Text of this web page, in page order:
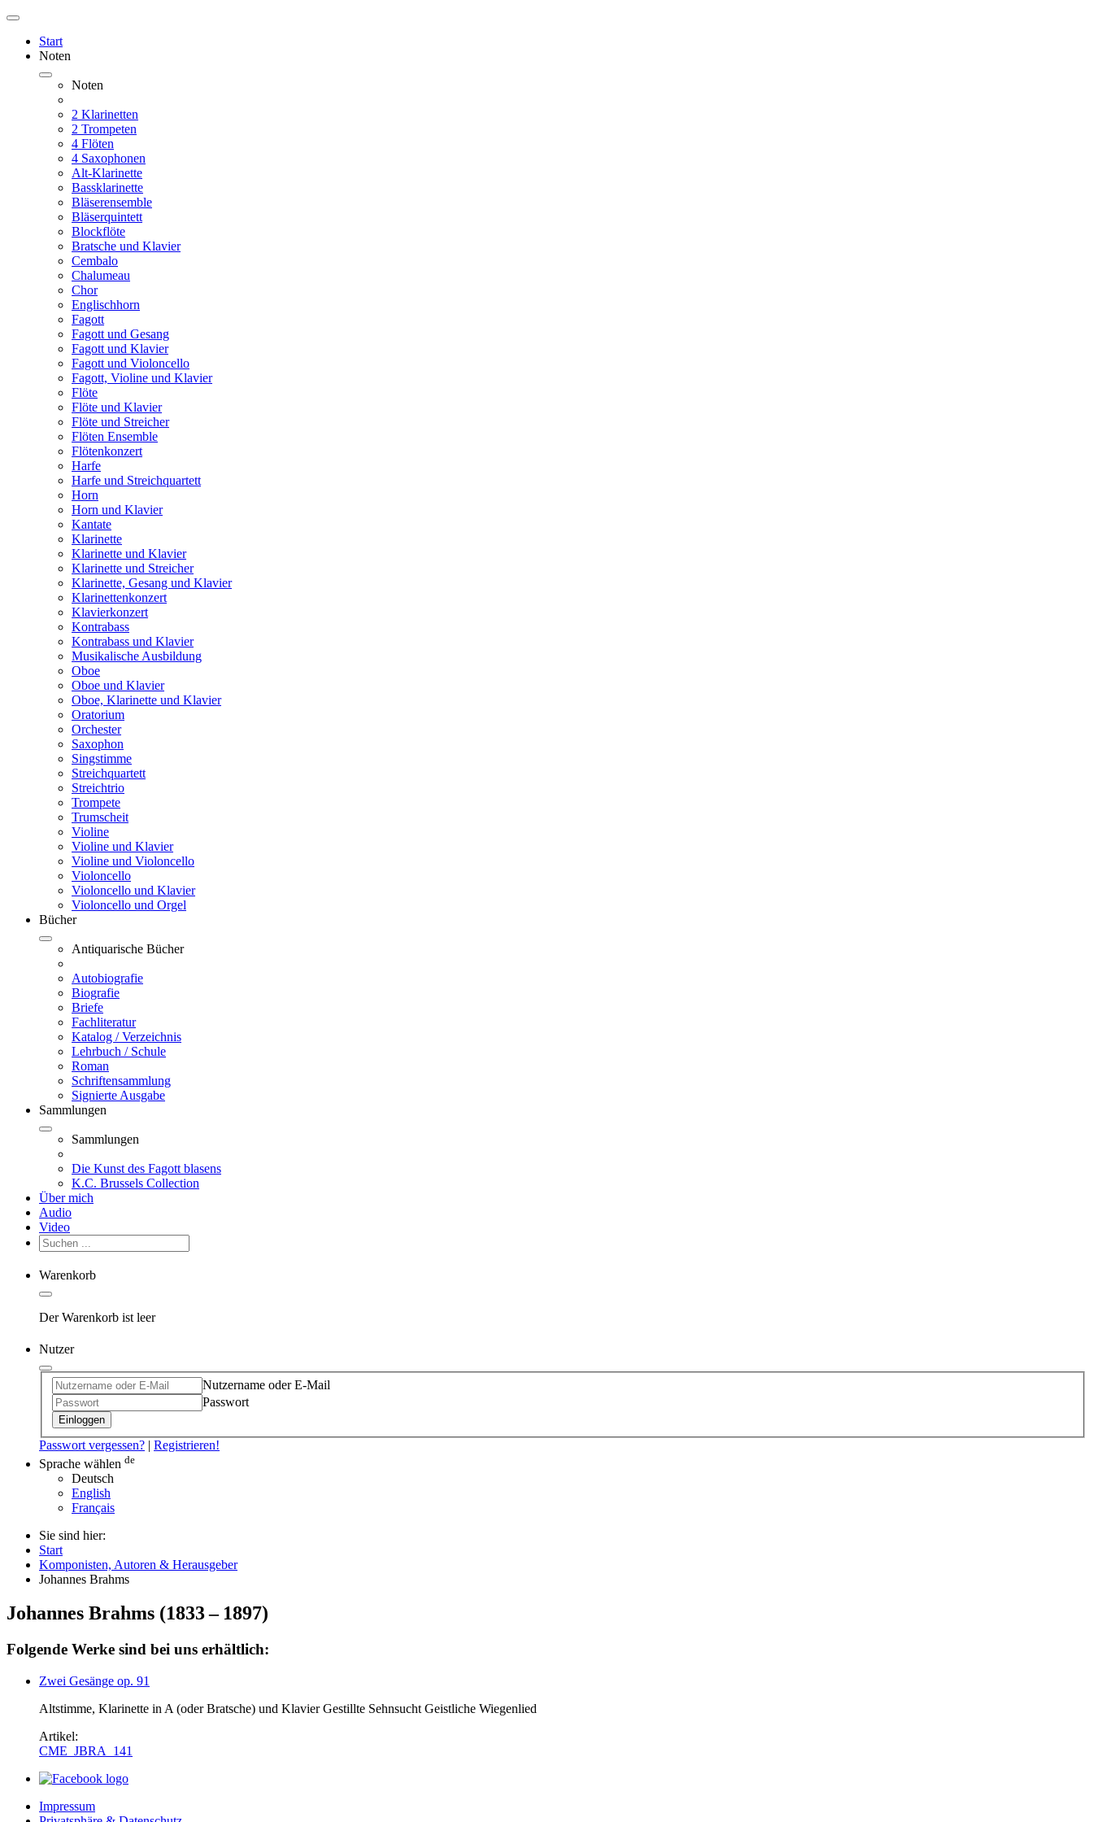
Start
Noten
Noten
2 Klarinetten
2 Trompeten
4 Flöten
4 Saxophonen
Alt-Klarinette
Bassklarinette
Bläserensemble
Bläserquintett
Blockflöte
Bratsche und Klavier
Cembalo
Chalumeau
Chor
Englischhorn
Fagott
Fagott und Gesang
Fagott und Klavier
Fagott und Violoncello
Fagott, Violine und Klavier
Flöte
Flöte und Klavier
Flöte und Streicher
Flöten Ensemble
Flötenkonzert
Harfe
Harfe und Streichquartett
Horn
Horn und Klavier
Kantate
Klarinette
Klarinette und Klavier
Klarinette und Streicher
Klarinette, Gesang und Klavier
Klarinettenkonzert
Klavierkonzert
Kontrabass
Kontrabass und Klavier
Musikalische Ausbildung
Oboe
Oboe und Klavier
Oboe, Klarinette und Klavier
Oratorium
Orchester
Saxophon
Singstimme
Streichquartett
Streichtrio
Trompete
Trumscheit
Violine
Violine und Klavier
Violine und Violoncello
Violoncello
Violoncello und Klavier
Violoncello und Orgel
Bücher
Antiquarische Bücher
Autobiografie
Biografie
Briefe
Fachliteratur
Katalog / Verzeichnis
Lehrbuch / Schule
Roman
Schriftensammlung
Signierte Ausgabe
Sammlungen
Sammlungen
Die Kunst des Fagott blasens
K.C. Brussels Collection
Über mich
Audio
Video
Warenkorb
Der Warenkorb ist leer
Nutzer
Nutzername oder E-Mail
Passwort
Einloggen
Passwort vergessen? | Registrieren!
Sprache wählen de
Deutsch
English
Français
Sie sind hier:
Start
Komponisten, Autoren & Herausgeber
Johannes Brahms
Johannes Brahms (1833– 1897)
Folgende Werke sind bei uns erhältlich:
Zwei Gesänge op. 91
Altstimme, Klarinette in A (oder Bratsche) und Klavier Gestillte Sehnsucht Geistliche Wiegenlied
Artikel:
CME_JBRA_141
Impressum